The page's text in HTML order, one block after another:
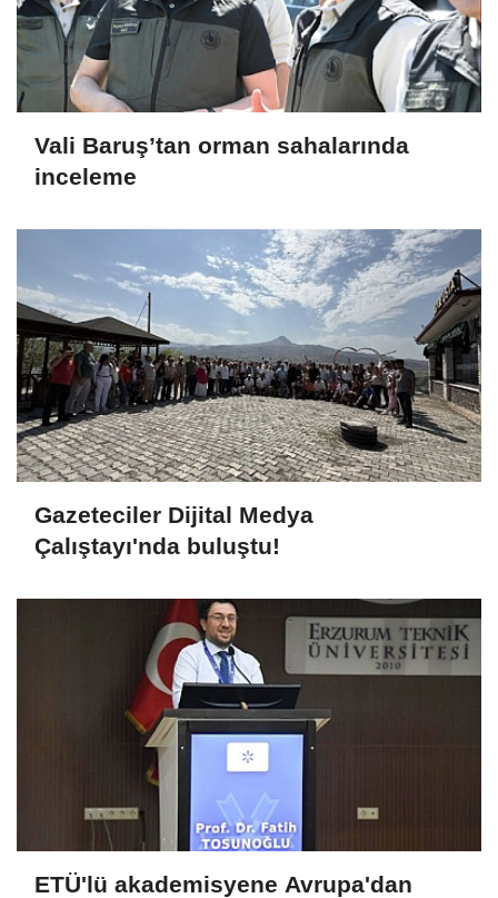
Vali Baruş’tan orman sahalarında
inceleme
Gazeteciler Dijital Medya
Çalıştayı'nda buluştu!
ETÜ'lü akademisyene Avrupa'dan